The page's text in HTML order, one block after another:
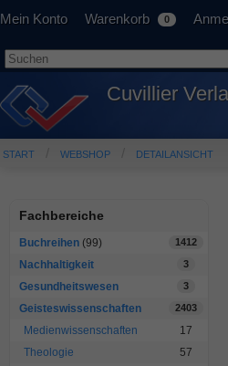
Mein Konto Warenkorb 0
Cuvillier
START WEBSHOP DETAILANSICHT
Fachbereiche
Buchreihen (99) 1412
Nachhaltigkeit 3
Gesundheitswesen 3
Geisteswissenschaften 2403
Medienwissenschaften
17
Theologie
57